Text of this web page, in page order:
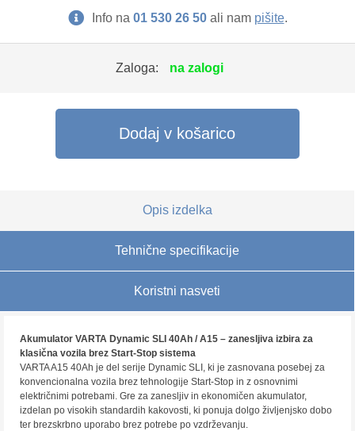
Info na 01 530 26 50ali nam pišite.
Zaloga: na zalogi
Dodaj v košarico
Opis izdelka
Tehnične specifikacije
Koristni nasveti
Akumulator VARTA Dynamic SLI 40Ah / A15 – zanesljiva izbira za
klasična vozila brez Start-Stop sistema
VARTA A15 40Ah je del serije Dynamic SLI, ki je zasnovana posebej za
konvencionalna vozila brez tehnologije Start-Stop in z osnovnimi
električnimi potrebami. Gre za zanesljiv in ekonomičen akumulator,
izdelan po visokih standardih kakovosti, ki ponuja dolgo življenjsko dobo
ter brezskrbno uporabo brez potrebe po vzdrževanju.